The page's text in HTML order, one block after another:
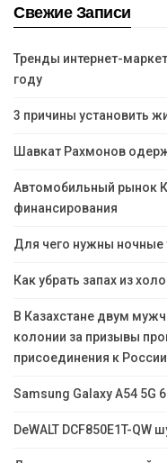
Свежие Записи
Тренды интернет-
году
3 причины установить
Шавкат Рахмонов
Автомобильный рынок
финансирования
Для чего нужны ночные
Как убрать запах из
В Казахстане двум
колонии за призывы
присоединения к
Samsung Galaxy A54 5G
DeWALT DCF850E1T-QW